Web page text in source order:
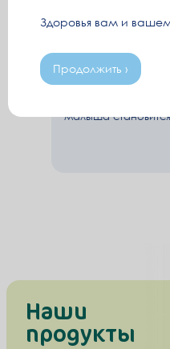
малыша
свою голову. Чем
ребенок, тем
тогда, он
Наши
продукты
Здоровья вам и
Продолжить ›